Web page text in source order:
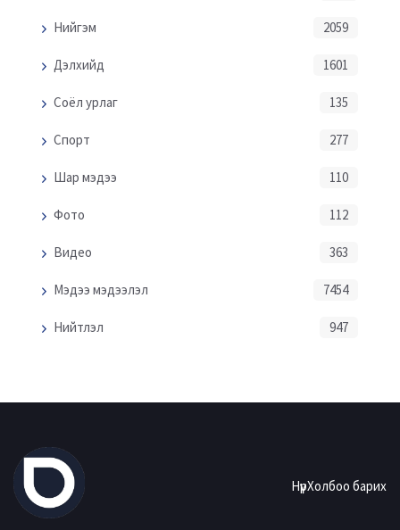
Нийгэм 2059
Дэлхийд 1601
Соёл урлаг 135
Спорт 277
Шар мэдээ 110
Фото 112
Видео 363
Мэдээ мэдээлэл 7454
Нийтлэл 947
НүүрХолбоо барих